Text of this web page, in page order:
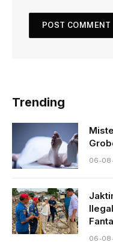
Trending
06-
06-